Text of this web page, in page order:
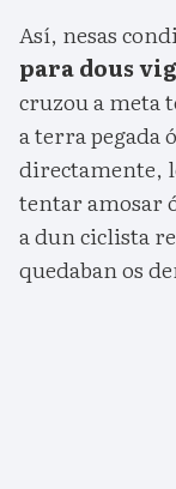
Así, nesas
para dous
cruzou a meta
a terra pegada
directamente,
tentar amosar
a dun ciclista
quedaban os